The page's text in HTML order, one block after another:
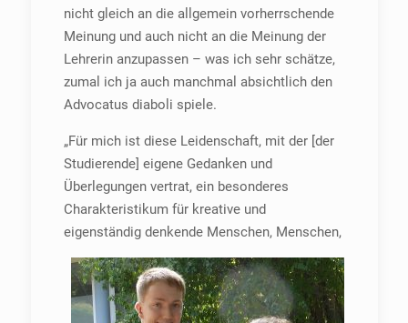
nicht gleich an die allgemein vorherrschende
Meinung und auch nicht an die Meinung der
Lehrerin anzupassen – was ich sehr schätze,
zumal ich ja auch manchmal absichtlich den
Advocatus diaboli spiele.
„Für mich ist diese Leidenschaft, mit der [der
Studierende] eigene Gedanken und
Überlegungen vertrat, ein besonderes
Charakteristikum für kreative und
eigenständig denkende Menschen, Menschen,